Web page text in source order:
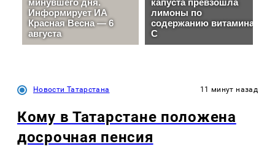
Новости Татарстана 11 минут назад
Кому в Татарстане положена
досрочная пенсия